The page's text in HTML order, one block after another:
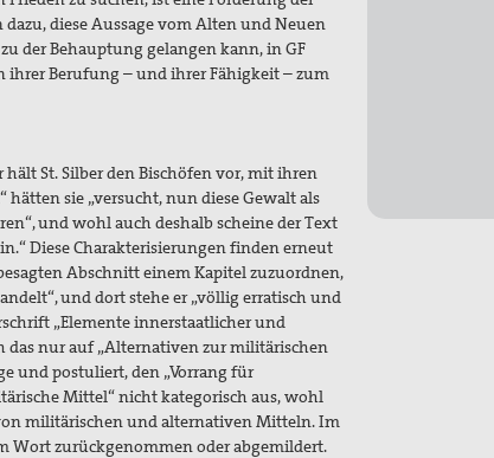
dazu, diese Aussage vom Alten und Neuen
der Behauptung gelangen kann, in GF
Berufung – und ihrer Fähigkeit – zum
St. Silber den Bischöfen vor, mit ihren
sie „versucht, nun diese Gewalt als
und wohl auch deshalb scheine der Text
Diese Charakterisierungen finden erneut
Abschnitt einem Kapitel zuzuordnen,
und dort stehe er „völlig erratisch und
„Elemente innerstaatlicher und
das nur auf „Alternativen zur militärischen
und postuliert, den „Vorrang für
Mittel“ nicht kategorisch aus, wohl
militärischen und alternativen Mitteln. Im
Wort zurückgenommen oder abgemildert.